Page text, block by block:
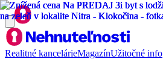
Realitné kancelárieMagazínUžitočné info